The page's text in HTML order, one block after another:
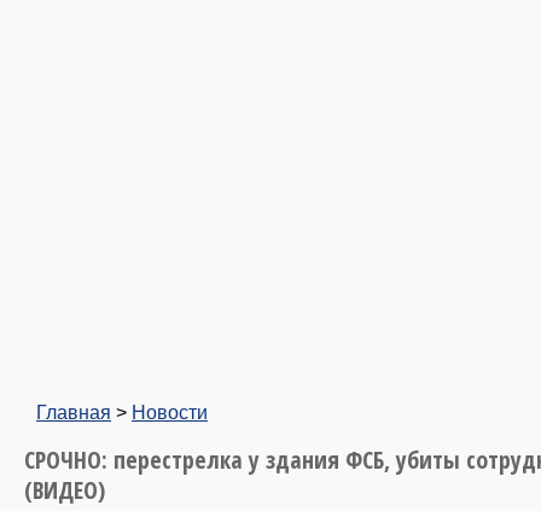
Главная > Новости
СРОЧНО: перестрелка у здания ФСБ, убиты
(ВИДЕО)